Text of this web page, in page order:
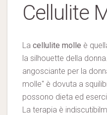
Cellulite
La cellulite molle è
la silhouette della
angosciante per la
molle" è dovuta a
possono dieta ed
La terapia è